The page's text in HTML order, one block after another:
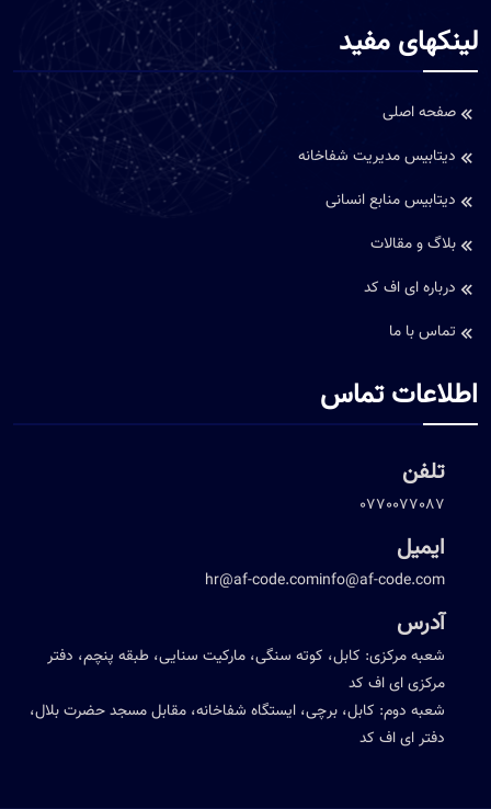
لینکهای مفید
صفحه اصلی
دیتابیس مدیریت شفاخانه
دیتابیس منابع انسانی
بلاگ و مقالات
درباره ای اف کد
تماس با ما
اطلاعات تماس
تلفن
0770077087
ایمیل
info@af-code.com
hr@af-code.com
آدرس
شعبه مرکزی: کابل، کوته سنگی، مارکیت سنایی، طبقه پنچم، دفتر
مرکزی ای اف کد
شعبه دوم: کابل، برچی، ایستگاه شفاخانه، مقابل مسجد حضرت بلال،
دفتر ای اف کد